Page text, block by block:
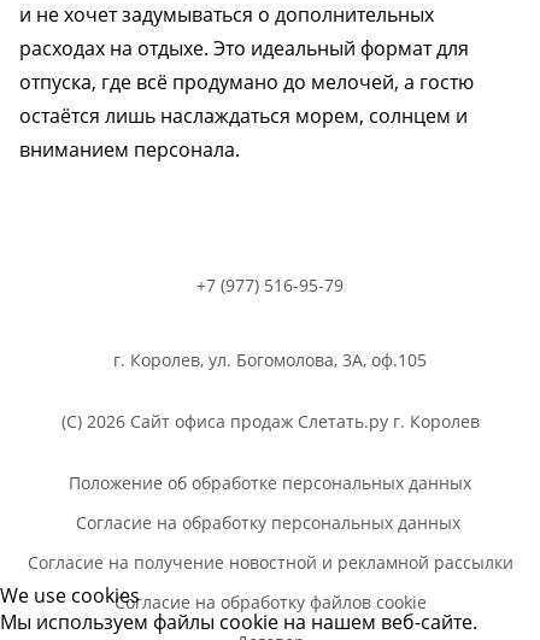
и не хочет задумываться о дополнительных
расходах на отдыхе. Это идеальный формат для
отпуска, где всё продумано до мелочей, а гостю
остаётся лишь наслаждаться морем, солнцем и
вниманием персонала.
+7 (977) 516-95-79
г. Королев, ул. Богомолова, 3А, оф.105
(C) 2026 Сайт офиса продаж Слетать.ру г. Королев
Положение об обработке персональных данных
Согласие на обработку персональных данных
Согласие на получение новостной и рекламной рассылки
Согласие на обработку файлов cookie
We use cookies
Мы используем файлы cookie на нашем веб-сайте.